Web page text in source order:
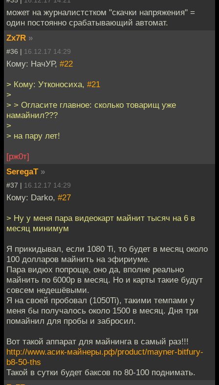
может на журналистстком "скачки напряжения" =
один постоянно срабатывающий автомат.
Zx7R »
#36 | 16.12.17 14:29
Кому: НачУР, #22
> Кому: Утконосиха, #21
>
> > Огласите главное: сколько товарищ уже
намайнил???
>
> на пару лет!
[рж0т]
SeregaT »
#37 | 16.12.17 14:29
Кому: Darko, #27
> Ну у меня пара видеокарт майнит тысяч на 6 в
месяц минимум
Я прикидывал, если 1080 Ti, то будет в месяц около
100 долларов майнить на эфириуме.
Пара видюх попроще, оно да, вполне реально
майнить по 6000р в месяц. Но и карты такие будут
совсем недешёвыми.
Я на своей пробовал (1050Ti), такими темпами у
меня бы получалось около 1500 в месяц. Дня три
помайнил для пробы и забросил.
Вот такой аппарат для майнинга в самый раз!!!
http://www.асик-майнеры.рф/product/mayner-bitfury-
b8-50-ths
Такой в сутки будет баксов по 80-100 поднимать.